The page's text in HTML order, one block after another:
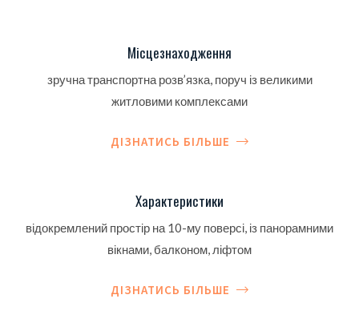
Місцезнаходження
зручна транспортна розв’язка, поруч із великими
житловими комплексами
ДІЗНАТИСЬ БІЛЬШЕ
Характеристики
відокремлений простір на 10-му поверсі, із панорамними
вікнами, балконом, ліфтом
ДІЗНАТИСЬ БІЛЬШЕ